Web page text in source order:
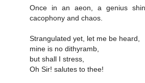
Once in an aeon, a genius
cacophony and chaos.
Strangulated yet, let me be heard,
mine is no dithyramb,
but shall I stress,
Oh Sir! salutes to thee!